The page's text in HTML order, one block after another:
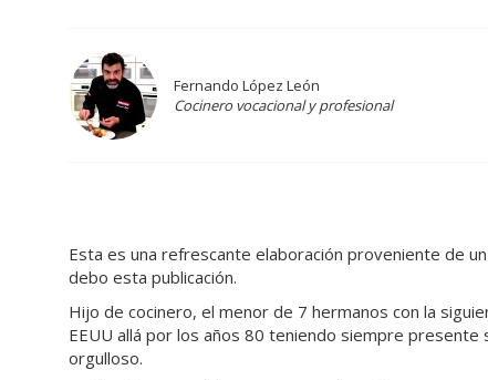
Fernando López León
Cocinero vocacional y profesional
Esta es una refrescante elaboración proveniente de
debo esta publicación.
Hijo de cocinero, el menor de 7 hermanos con la
EEUU allá por los años 80 teniendo siempre
orgulloso.